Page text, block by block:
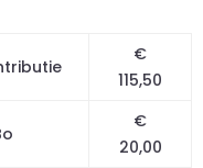
€
115,50
€
20,00